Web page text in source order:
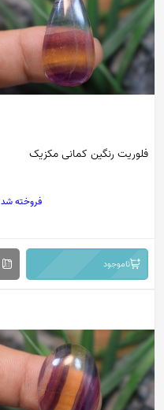
فلوریت رنگین کمانی مکزیک
فروخته شد
ناموجود